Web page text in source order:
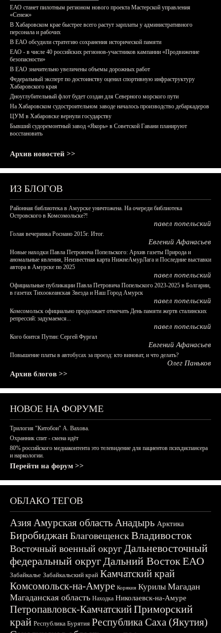
ЕАО станет пилотным регионом нового проекта Мастерской управления
«Сенеж»
В Хабаровском крае быстрее всего растут зарплаты у административного
персонала и рабочих
В ЕАО обсудили стратегию сохранения исторической памяти
ЕАО - в числе 40 российских регионов-участников кампании «Продвижение
безопасности»
В ЕАО значительно увеличены объемы дорожных работ
Федеральный эксперт по достоинству оценил спортивную инфраструктуру
Хабаровского края
Дноуглубительный флот будет создан для Северного морского пути
На Хабаровском судостроительном заводе началось производство дебаркадеров
ЦУМ в Хабаровске вернули государству
Бывший судоремонтный завод «Якорь» в Советской Гавани планируют
восстановить
Архив новостей >>
ИЗ БЛОГОВ
Районная библиотека в Амурске уничтожена. На очереди библиотека
Островского в Комсомольске?!
павел попельский
Голая вечеринка Роснано 2015г. Итог.
Евгений Афанасьев
Новые находки Павла Петровича Попельского: Архив газеты Природа и
аномальные явления, Неизвестная карта НижнеАмурЛага и Последние выставки
автора в Амурске по 2025
павел попельский
Официальные публикации Павла Петровича Попельского 2023-2025 в Болгарии,
в газетах Тихоокеанская Звезда и Наш Город Амурск
павел попельский
Комсомольск официально продолжает отмечать День памяти жертв сталинских
репрессий: задумаемся...
павел попельский
Кого боится Путин: Сергей Фургал
Евгений Афанасьев
Повышение платы в автобусах за проезд: кто виноват, и что делать?
Олег Паньков
Архив блогов >>
НОВОЕ НА ФОРУМЕ
Трилогия "Китобои" А. Вахова.
Охранник спит - смена идёт
80% российского медиаконтента это телевидение для пациентов психдиспансера
и наркологии.
Перейти на форум >>
ОБЛАКО ТЕГОВ
АзияАмурская область Анадырь Арктика
БиробиджанБлаговещенскВладивосток
Восточный военный округДальневосточный
федеральный округДальний ВостокЕАО
Забайкалье Забайкальский край Камчатский край
Комсомольск-на-Амуре Корякия Курилы Магадан
Магаданская область Находка Николаевск-на-Амуре
Петропавловск-КамчатскийПриморский
край Республика Бурятия Республика Саха (Якутия)